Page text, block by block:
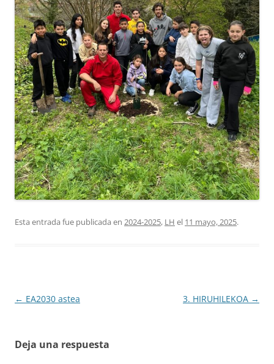
Esta entrada fue publicada en 2024-2025, LH el 11 mayo, 2025.
Navegación
← EA2030 astea 3. HIRUHILEKOA →
Deja una respuesta